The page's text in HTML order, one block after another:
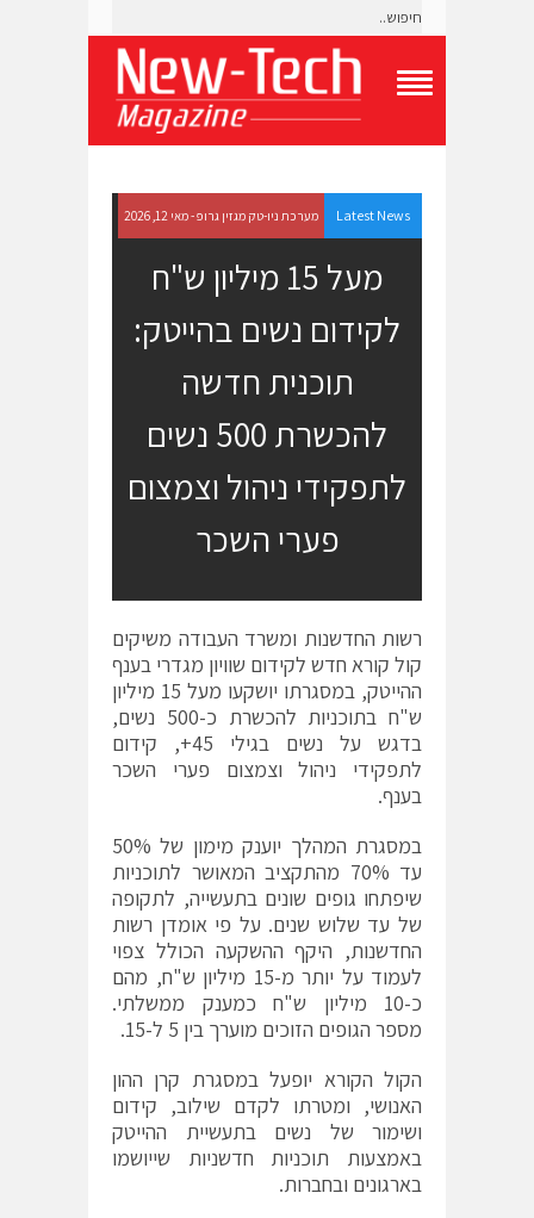
g
l
e
N
Latest News מערכת ניו-טק מגזין גרופ - מאי 12, 2026
מעל 15 מיליון ש"ח
לקידום נשים בהייטק:
תוכנית חדשה
להכשרת 500 נשים
לתפקידי ניהול וצמצום
פערי השכר
רשות החדשנות ומשרד העבודה משיקים
קול קורא חדש לקידום שוויון מגדרי בענף
ההייטק, במסגרתו יושקעו מעל 15 מיליון
ש"ח בתוכניות להכשרת כ-500 נשים,
בדגש על נשים בגילי 45+, קידום
לתפקידי ניהול וצמצום פערי השכר
בענף.
במסגרת המהלך יוענק מימון של 50%
עד 70% מהתקציב המאושר לתוכניות
שיפתחו גופים שונים בתעשייה, לתקופה
של עד שלוש שנים. על פי אומדן רשות
החדשנות, היקף ההשקעה הכולל צפוי
לעמוד על יותר מ-15 מיליון ש"ח, מהם
כ-10 מיליון ש"ח כמענק ממשלתי.
מספר הגופים הזוכים מוערך בין 5 ל-15.
הקול הקורא יופעל במסגרת קרן ההון
האנושי, ומטרתו לקדם שילוב, קידום
ושימור של נשים בתעשיית ההייטק
באמצעות תוכניות חדשניות שייושמו
בארגונים ובחברות.